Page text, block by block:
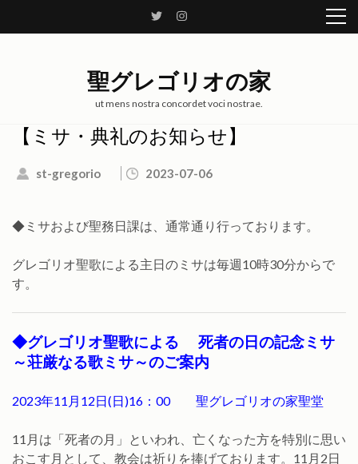
聖グレゴリオの家
ut mens nostra concordet voci nostrae.
【ミサ・典礼のお知らせ】
st-gregorio 2023-07-06
◆ミサおよび聖務日課は、通常通り行っております。
グレゴリオ聖歌による主日のミサは毎週10時30分からで
す。
◆グレゴリオ聖歌による 死者の日の記念ミサ
～荘厳なる歌ミサ～のご案内
2023年11月12日(日)16：00 聖グレゴリオの家聖堂
11月は「死者の月」といわれ、亡くなった方を特別に思い
おこす月として、教会は祈りを捧げております。11月2日